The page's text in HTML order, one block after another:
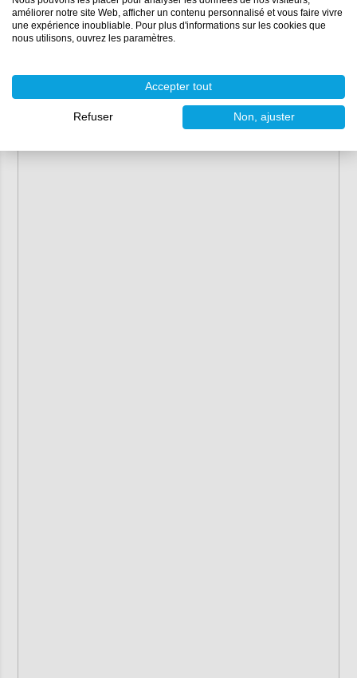
améliorer notre site Web, afficher un contenu personnalisé et vous faire vivre
une expérience inoubliable. Pour plus d'informations sur les cookies que
nous utilisons, ouvrez les paramètres.
Accepter tout
Refuser Non, ajuster